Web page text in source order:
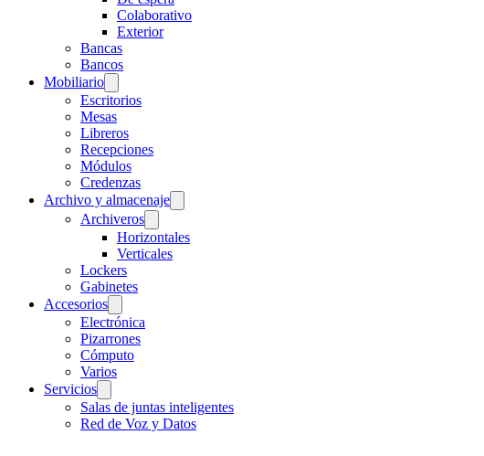
Colaborativo
Exterior
Bancas
Bancos
Mobiliario
Escritorios
Mesas
Libreros
Recepciones
Módulos
Credenzas
Archivo y almacenaje
Archiveros
Horizontales
Verticales
Lockers
Gabinetes
Accesorios
Electrónica
Pizarrones
Cómputo
Varios
Servicios
Salas de juntas inteligentes
Red de Voz y Datos